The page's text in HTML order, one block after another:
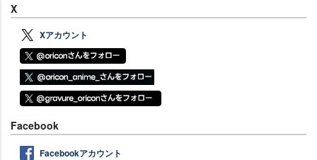
X
Xアカウント
Facebook
Facebookアカウント